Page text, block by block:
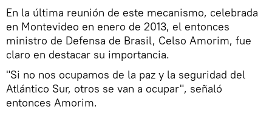
En la última reunión de este mecanismo, celebrada
en Montevideo en enero de 2013, el entonces
ministro de Defensa de Brasil, Celso Amorim, fue
claro en destacar su importancia.
"Si no nos ocupamos de la paz y la seguridad del
Atlántico Sur, otros se van a ocupar", señaló
entonces Amorim.